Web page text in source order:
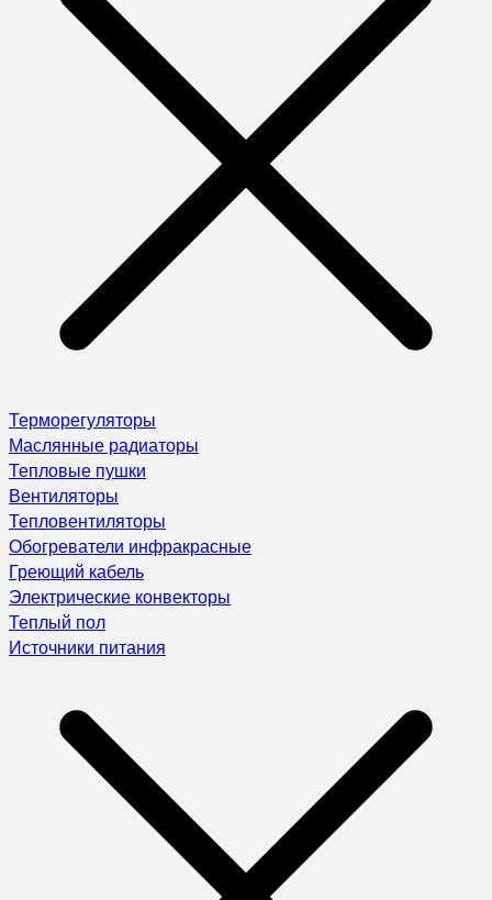
Терморегуляторы
Маслянные радиаторы
Тепловые пушки
Вентиляторы
Тепловентиляторы
Обогреватели инфракрасные
Греющий кабель
Электрические конвекторы
Теплый пол
Источники питания